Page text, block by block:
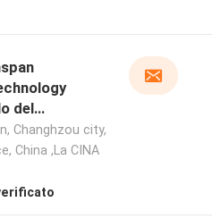
del
Changhzou city,
China ,La CINA